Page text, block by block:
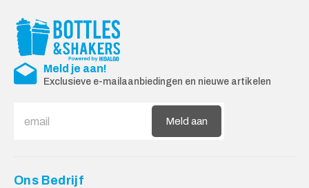
Meld je aan!
Exclusieve e-mailaanbiedingen en nieuwe artikelen
Meld aan
Ons Bedrijf